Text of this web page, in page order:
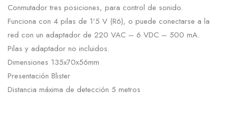
Conmutador tres posiciones, para control de sonido.
Funciona con 4 pilas de 1’5 V (R6), o puede conectarse a la
red con un adaptador de 220 VAC – 6 VDC – 500 mA.
Pilas y adaptador no incluidos.
Dimensiones 135x70x56mm
Presentación Blister
Distancia máxima de detección 5 metros